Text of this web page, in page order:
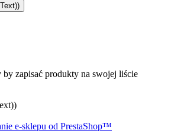
zapisać produkty na swojej liście
e-sklepu od PrestaShop™